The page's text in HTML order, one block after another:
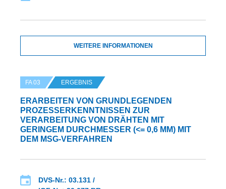
WEITERE INFORMATIONEN
FA 03 ERGEBNIS
ERARBEITEN VON GRUNDLEGENDEN
PROZESSERKENNTNISSEN ZUR
VERARBEITUNG VON DRÄHTEN MIT
GERINGEM DURCHMESSER (<= 0,6 MM) MIT
DEM MSG-VERFAHREN
DVS-Nr.: 03.131 /